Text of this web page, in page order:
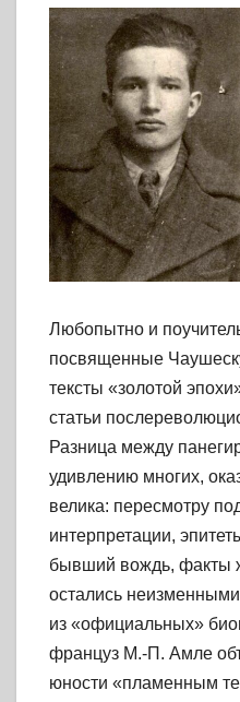
Любопытно и
посвященные
тексты «золотой
статьи
Разница между
удивлению многих,
велика: пересмотру
интерпретации,
бывший вождь, факты
остались
из «официальных»
француз М.-П. Амле
юности «пламенным